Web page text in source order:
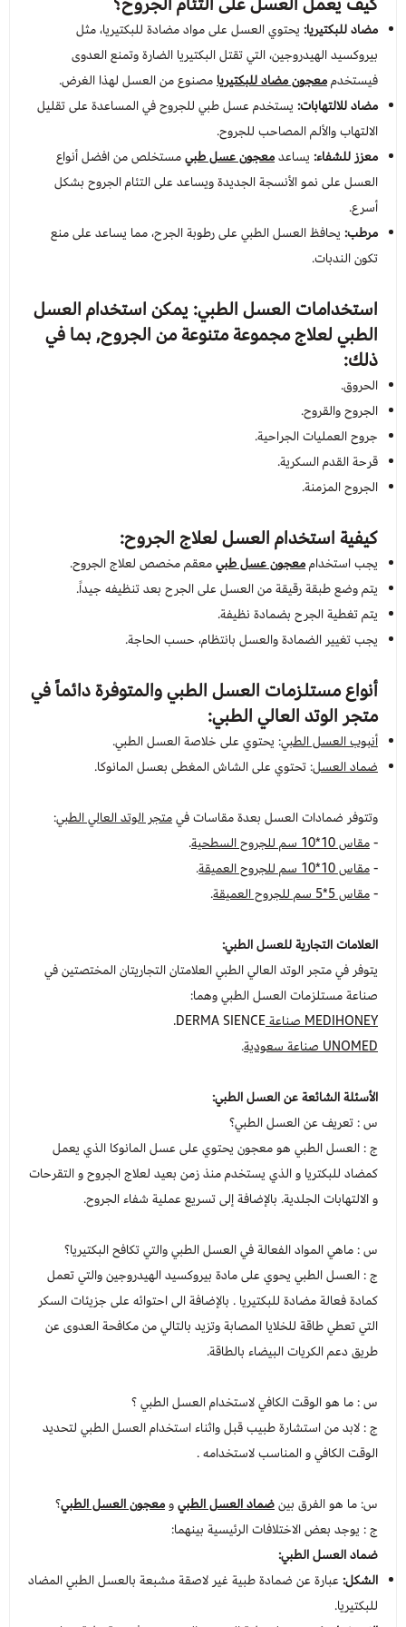
المستلزمات الجراحية
عدسات يومية
عرض الكل
العناية بالحواجب
مستلزمات المكياج
Orthodontics
Temporary Materials & Crwon Bridge
Cement & Linear
Prevention& Oral Hygiene
X-ray
Students Training & Instruments
مضاد للبكتيريا:يحتوي العسل على مواد مضادة للبكتيريا، مثل
بيروكسيد الهيدروجين، التي تقتل البكتيريا الضارة وتمنع العدوى
فيستخدممعجون مضاد للبكتيريا مصنوع من العسل لهذا الغرض.
مضاد للالتهابات:يستخدم عسل طبي للجروح في المساعدة على تقليل
الالتهاب والألم المصاحب للجروح.
معزز للشفاء:يساعدمعجون عسل طبيمستخلص من افضل أنواع
العسل على نمو الأنسجة الجديدة ويساعد على التئام الجروح بشكل
أسرع.
مرطب:يحافظ العسل الطبي على رطوبة الجرح، مما يساعد على منع
تكون الندبات.
استخدامات العسل الطبي: يمكن استخدام العسل
الطبي لعلاج مجموعة متنوعة من الجروح, بما في
ذلك:
الحروق.
الجروح والقروح.
جروح العمليات الجراحية.
قرحة القدم السكرية.
الجروح المزمنة.
كيفية استخدام العسل لعلاج الجروح:
يجب استخداممعجون عسل طبيمعقم مخصص لعلاج الجروح.
يتم وضع طبقة رقيقة من العسل على الجرح بعد تنظيفه جيداً.
يتم تغطية الجرح بضمادة نظيفة.
يجب تغيير الضمادة والعسل بانتظام، حسب الحاجة.
أنواع مستلزمات العسل الطبي والمتوفرة دائماً في
متجر الوتد العالي الطبي:
أنبوب العسل الطبي: يحتوي على خلاصة العسل الطبي.
ضماد العسل: تحتوي على الشاش المغطى بعسل المانوكا.
وتتوفر ضمادات العسل بعدة مقاسات فيمتجر الوتد العالي الطبي
-مقاس 10*10 سم للجروح السطحية
.
-مقاس 10*10 سم للجروح العميقة
.
-مقاس 5*5 سم للجروح العميقة .
العلامات التجارية للعسل الطبي:
يتوفر في متجر الوتد العالي الطبي العلامتان التجاريتان المختصتين في
صناعة مستلزمات العسل الطبي وهما:
MEDIHONEY صناعة
DERMA SIENCE.
UNOMED صناعة سعودية
.
الأسئلة الشائعة عن العسل الطبي:
س : تعريف عن العسل الطبي؟
ج : العسل الطبي هو معجون يحتوي على عسل المانوكا الذي يعمل
كمضاد للبكتريا و الذي يستخدم منذ زمن بعيد لعلاج الجروح و التقرحات
و الالتهابات الجلدية. بالإضافة إلى تسريع عملية شفاء الجروح.
س : ماهي المواد الفعالة في العسل الطبي والتي تكافح البكتيريا؟
ج : العسل الطبي يحوي على مادة بيروكسيد الهيدروجين والتي تعمل
كمادة فعالة مضادة للبكتيريا . بالإضافة الى احتوائه على جزيئات السكر
التي تعطي طاقة للخلايا المصابة وتزيد بالتالي من مكافحة العدوى عن
طريق دعم الكريات البيضاء بالطاقة.
س : ما هو الوقت الكافي لاستخدام العسل الطبي ؟
ج : لابد من استشارة طبيب قبل واثناء استخدام العسل الطبي لتحديد
الوقت الكافي و المناسب لاستخدامه .
س: ما هو الفرق بينضماد العسل الطبيومعجون العسل الطبي؟
ج : يوجد بعض الاختلافات الرئيسية بينهما:
ضماد العسل الطبي:
الشكل:عبارة عن ضمادة طبية غير لاصقة مشبعة بالعسل الطبي المضاد
للبكتيريا.